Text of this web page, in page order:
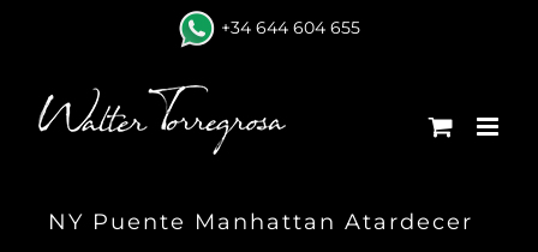
content
+34 644 604 655
NY Puente Manhattan Atardecer